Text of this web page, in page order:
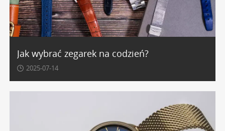
Jak wybrać zegarek na codzień?
2025-07-14